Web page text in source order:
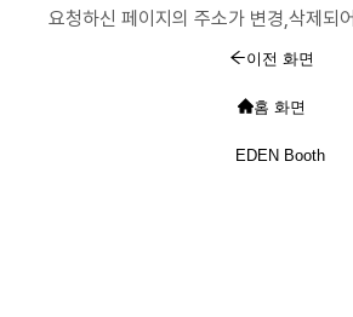
요청하신 페이지의 주소가 변경,삭제되
이전 화면
홈 화면
EDEN Booth